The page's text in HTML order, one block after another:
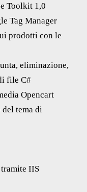
Toolkit 1,0
Tag Manager
prodotti con le
eliminazione,
file C#
Opencart
tema di
tramite IIS